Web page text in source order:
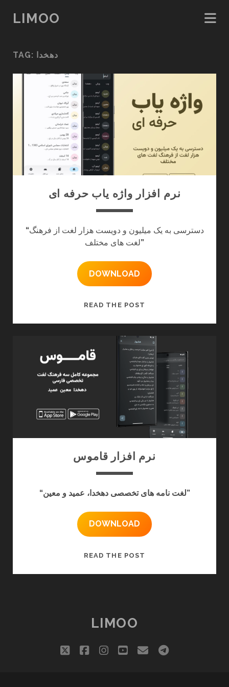
LIMOO
TAG: دهخدا
نرم افزار واژه یاب حرفه ای
“دسترسی به یک میلیون و دویست هزار لغت از فرهنگ
لغت های مختلف”
DOWNLOAD
READ THE POST
یاب
حرفه
ای
نرم افزار قاموس
“لغت نامه های تخصصی دهخدا، عمید و معین”
DOWNLOAD
READ THE POST
LIMOO
twitterfacebookinstagram
youtube
emailtelegram